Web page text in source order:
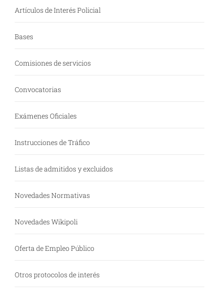
Artículos de Interés Policial
Bases
Comisiones de servicios
Convocatorias
Exámenes Oficiales
Instrucciones de Tráfico
Listas de admitidos y excluidos
Novedades Normativas
Novedades Wikipoli
Oferta de Empleo Público
Otros protocolos de interés